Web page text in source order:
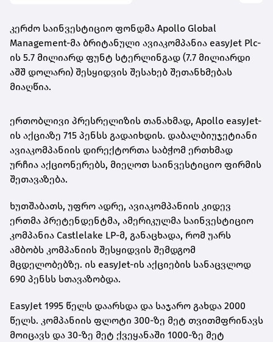
კერძო საინვესტიციო ფონდმა Apollo Global
Management-მა ბრიტანული ავიაკომპანია easyJet Plc-
ის 5.7 მილიარდ ფუნტ სტერლინგად (7.7 მილიარდი
აშშ დოლარი) შესყიდვის შესახებ შეთანხმებას
მიაღწია.
ერთობლივი პრესრელიზის თანახმად, Apollo easyJet-
ის აქციაზე 715 პენსს გადაიხდის. დაბალბიუჯეტიანი
ავიაკომპანიის დირექტორთა საბჭომ ერთხმად
ურჩია აქციონერებს, მიეღოთ საინვესტიციო ფირმის
შეთავაზება.
ხუთშაბათს, უფრო ადრე, ავიაკომპანიის კიდევ
ერთმა პრეტენდენტმა, ამერიკულმა საინვესტიციო
კომპანია Castlelake LP-მ, განაცხადა, რომ უარს
ამბობს კომპანიის შესყიდვის შემდგომ
მცდელობებზე. ის easyJet-ის აქციების სანაცვლოდ
690 პენსს სთავაზობდა.
EasyJet 1995 წელს დაარსდა და საჯარო გახდა 2000
წელს. კომპანიის ფლოტი 300-ზე მეტ თვითმფრინავს
მოიცავს და 30-ზე მეტ ქვეყანაში 1000-ზე მეტ